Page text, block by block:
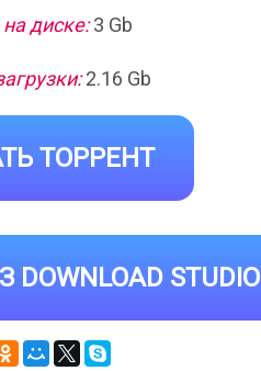
диске:3 Gb
2.16 Gb
ТОРРЕНТ
STUDIO